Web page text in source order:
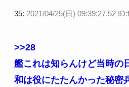
35: 2021/04/25(日) 09:39:27.52
>>28
艦これは知らんけど当時の
和は役にたたんかった秘密